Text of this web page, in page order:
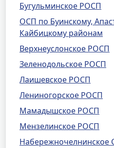
Бугульминское РОСП
ОСП по Буинскому,
Кайбицкому районам
Верхнеуслонское РОСП
Зеленодольское РОСП
Лаишевское РОСП
Лениногорское РОСП
Мамадышское РОСП
Мензелинское РОСП